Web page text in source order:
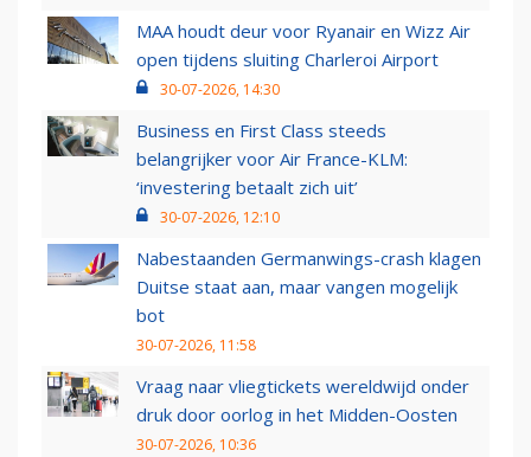
MAA houdt deur voor Ryanair en Wizz Air
open tijdens sluiting Charleroi Airport
30-07-2026, 14:30
Business en First Class steeds
belangrijker voor Air France-KLM:
‘investering betaalt zich uit’
30-07-2026, 12:10
Nabestaanden Germanwings-crash klagen
Duitse staat aan, maar vangen mogelijk
bot
30-07-2026, 11:58
Vraag naar vliegtickets wereldwijd onder
druk door oorlog in het Midden-Oosten
30-07-2026, 10:36